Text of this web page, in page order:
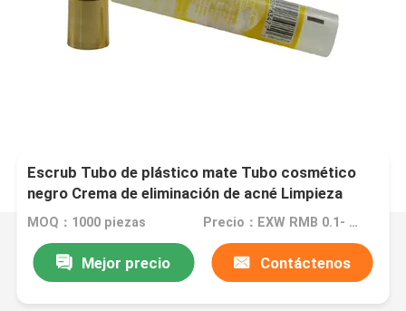
Escrub Tubo de plástico mate Tubo cosmético
negro Crema de eliminación de acné Limpieza
facial Crema para el cuidado de la piel Protector
solar Exprimir Flip C
MOQ：1000 piezas Precio：EXW RMB 0.1- EXW RMB 5
Mejor precio Contáctenos